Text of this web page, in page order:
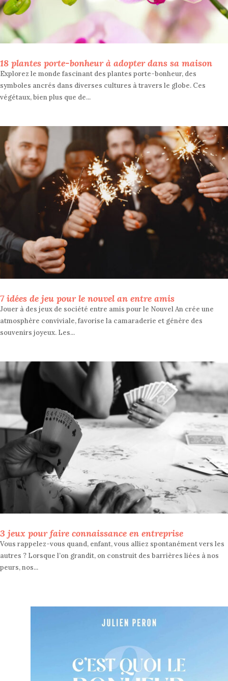
18 plantes porte-bonheur à adopter dans sa maison
Explorez le monde fascinant des plantes porte-bonheur, des
symboles ancrés dans diverses cultures à travers le globe. Ces
végétaux, bien plus que de...
7 idées de jeu pour le nouvel an entre amis
Jouer à des jeux de société entre amis pour le Nouvel An crée une
atmosphère conviviale, favorise la camaraderie et génère des
souvenirs joyeux. Les...
3 jeux pour faire connaissance en entreprise
Vous rappelez-vous quand, enfant, vous alliez spontanément vers les
autres ? Lorsque l’on grandit, on construit des barrières liées à nos
peurs, nos...